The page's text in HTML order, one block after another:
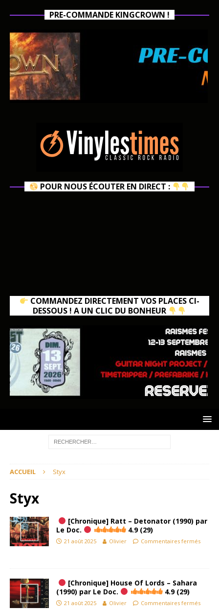
PRE-COMMANDE KINGCROWN !
POUR NOUS ÉCOUTER EN DIRECT :
COMMANDEZ DIRECTEMENT VOS PLACES CI-
DESSOUS ! A UN CLIC DU BONHEUR
ACCUEIL Styx
Styx
[Chronique] Ratt – Detonator (1990) par
Le Doc.
4.9 (29)
21 août 2025 Olivier Commentaires fermés
[Chronique] House Of Lords – Sahara
(1990) par Le Doc.
4.9 (29)
21 août 2025 Olivier Commentaires fermés